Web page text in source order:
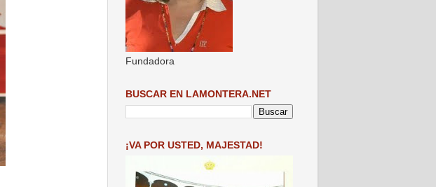
Fundadora
BUSCAR EN LAMONTERA.NET
¡VA POR USTED, MAJESTAD!